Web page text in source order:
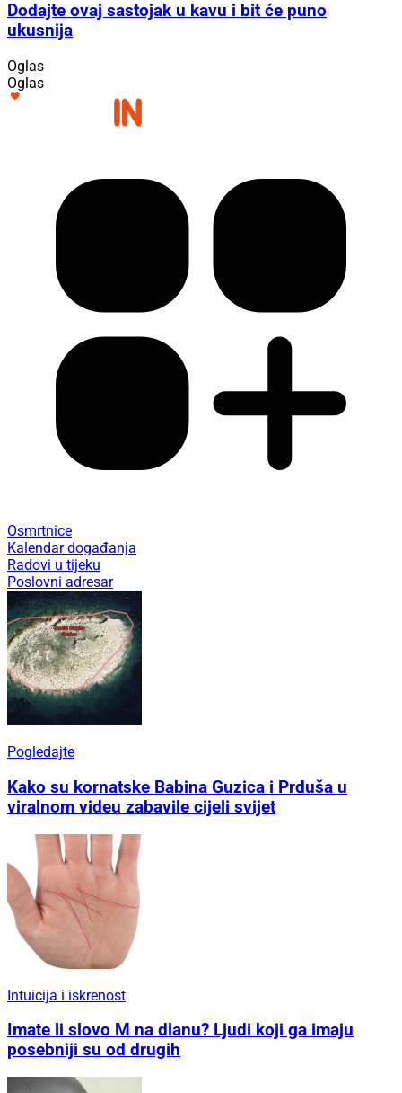
Dodajte ovaj sastojak u kavu i bit će puno
ukusnija
Oglas
Oglas
Osmrtnice
Kalendar događanja
Radovi u tijeku
Poslovni adresar
Pogledajte
Kako su kornatske Babina Guzica i Prduša u
viralnom videu zabavile cijeli svijet
Intuicija i iskrenost
Imate li slovo M na dlanu? Ljudi koji ga imaju
posebniji su od drugih